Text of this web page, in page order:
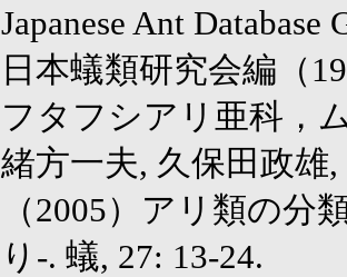
Japanese Ant
日本蟻類研究会編（
フタフシアリ亜科，
緒方一夫, 久保田政雄
（2005）アリ類の
り-. 蟻, 27: 13-24.